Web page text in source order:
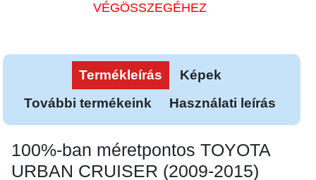
VÉGÖSSZEGÉHEZ
Termékleírás
Képek
További termékeink
Használati leírás
100%-ban méretpontos TOYOTA
URBAN CRUISER (2009-2015)